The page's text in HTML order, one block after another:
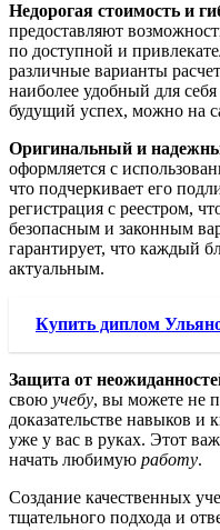
Недорогая стоимость и
предоставляют
по доступной и
различные варианты
наиболее удобный для
будущий успех, можно на
Оригинальный и
оформляется с
что подчеркивает его
регистрация с реестром,
безопасным и законным
гарантирует, что каждый
актуальным.
Купить диплом
Защита от
свою учебу, вы можете не
доказательстве навыков и
уже у вас в руках. Этот
начать любимую работу.
Создание качественных
тщательного подхода и